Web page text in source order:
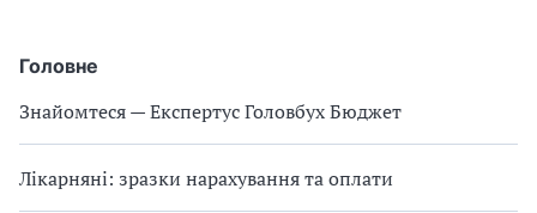
Головне
Знайомтеся — Експертус Головбух Бюджет
Лікарняні: зразки нарахування та оплати